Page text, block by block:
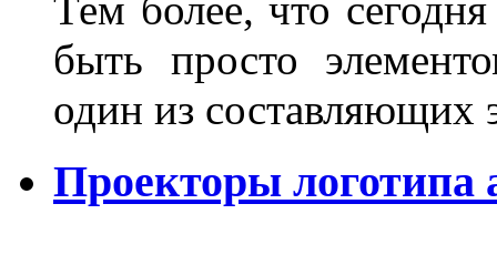
быть просто
один из
Проекторы логотипа